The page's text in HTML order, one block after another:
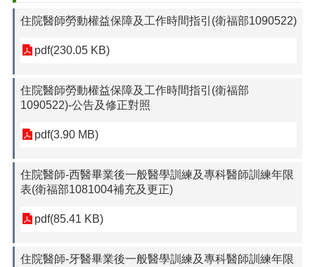
住院醫師勞動權益保障及工作時間指引(衛福部1090522)
pdf(230.05 KB)
住院醫師勞動權益保障及工作時間指引(衛福部
1090522)-公告及修正對照
pdf(3.90 MB)
住院醫師-西醫畢業後一般醫學訓練及專科醫師訓練年限
表(衛福部1081004補充及更正)
pdf(85.41 KB)
住院醫師-牙醫畢業後一般醫學訓練及專科醫師訓練年限